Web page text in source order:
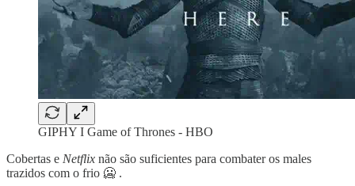
GIPHY I Game of Thrones - HBO
Cobertas e Netflix não são suficientes para combater os males
trazidos com o frio 🥶 .